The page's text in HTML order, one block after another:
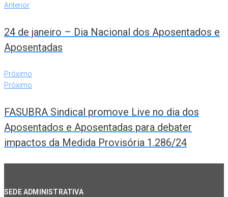
Anterior
24 de janeiro – Dia Nacional dos Aposentados e
Aposentadas
Próximo
Próximo
FASUBRA Sindical promove Live no dia dos
Aposentados e Aposentadas para debater
impactos da Medida Provisória 1.286/24
SEDE ADMINISTRATIVA